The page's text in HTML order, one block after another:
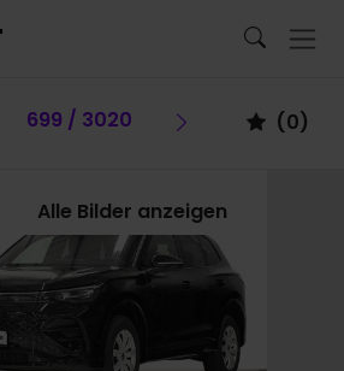
Vorheriges Fahrzeug
699 / 3020 Vorheriges
(0)
Alle Bilder anzeigen